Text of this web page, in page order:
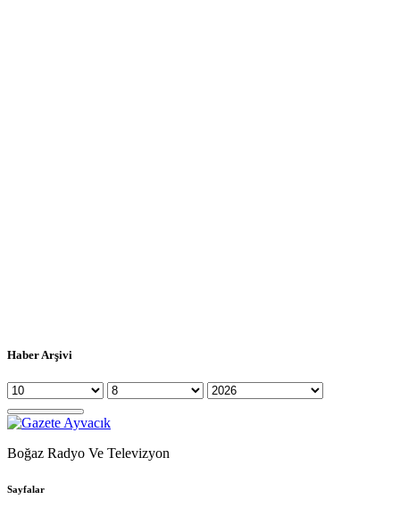
Haber Arşivi
Boğaz Radyo Ve Televizyon
Sayfalar